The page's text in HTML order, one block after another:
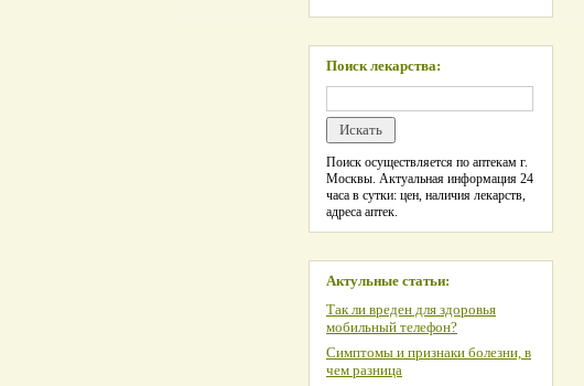
Поиск лекарства:
Поиск осуществляется по аптекам г.
Москвы. Актуальная информация 24
часа в сутки: цен, наличия лекарств,
адреса аптек.
Актульные статьи:
Так ли вреден для здоровья
мобильный телефон?
Симптомы и признаки болезни, в
чем разница